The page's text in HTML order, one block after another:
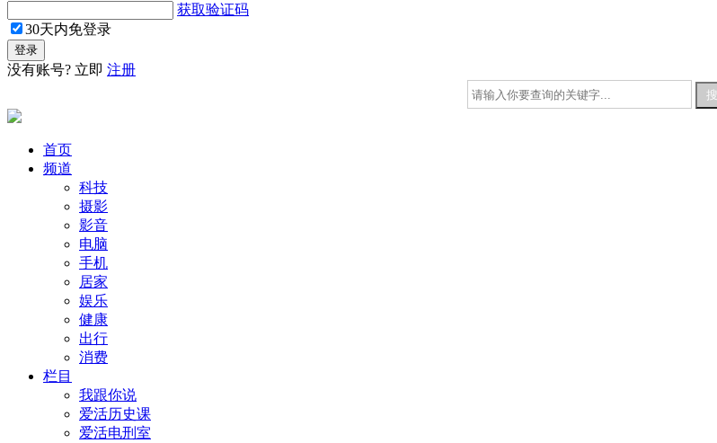
获取验证码
30天内免登录
没有账号? 立即 注册
首页
频道
科技
摄影
影音
电脑
手机
居家
娱乐
健康
出行
消费
栏目
我跟你说
爱活历史课
爱活电刑室